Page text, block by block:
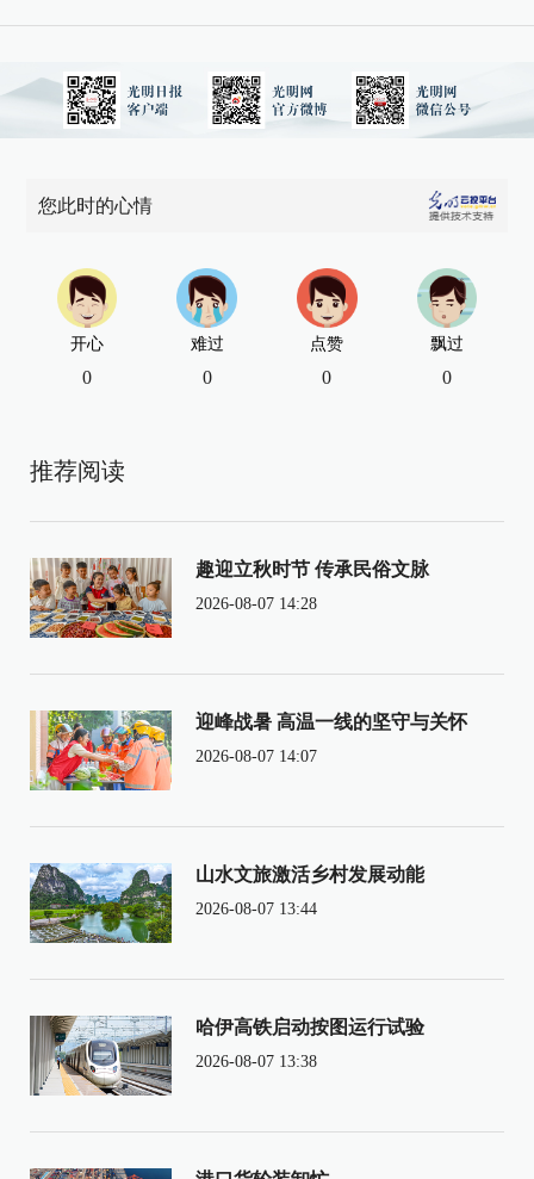
您此时的心情
开心
0
难过
0
点赞
0
飘过
0
推荐阅读
趣迎立秋时节 传承民俗文脉
2026-08-07 14:28
迎峰战暑 高温一线的坚守与关怀
2026-08-07 14:07
山水文旅激活乡村发展动能
2026-08-07 13:44
哈伊高铁启动按图运行试验
2026-08-07 13:38